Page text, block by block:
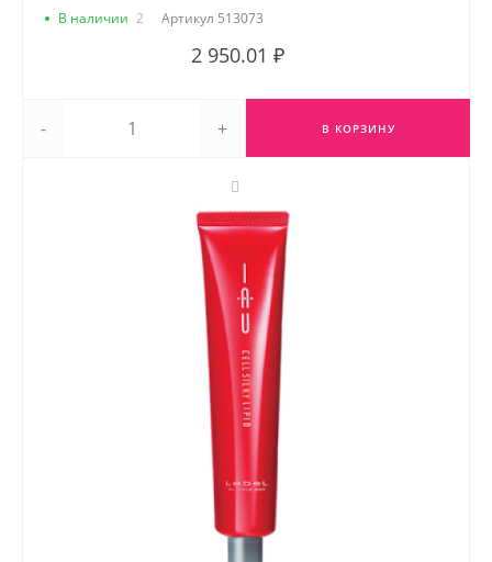
В наличии 2 Артикул 513073
2 950.01 ₽
- + В КОРЗИНУ